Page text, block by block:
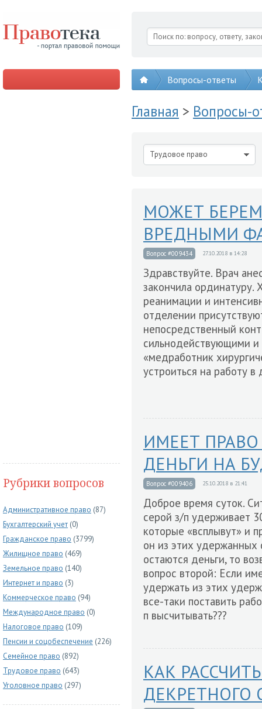
Вопросы-ответы
Рубрики вопросов
Административное право (87)
Бухгалтерский учет (0)
Гражданское право (3799)
Жилищное право (469)
Земельное право (140)
Интернет и право (3)
Коммерческое право (94)
Международное право (0)
Налоговое право (109)
Пенсии и соцобеспечение (226)
Семейное право (892)
Трудовое право (643)
Уголовное право (297)
Главная > Вопросы-
Трудовое право
МОЖЕТ
ВРЕДНЫМИ
Вопрос #009434 27.10.2018 в 14:28
Здравствуйте. Врач
закончила ординатуру.
реанимации и
отделении
непосредственный
сильнодействующими
«медработник
устроиться на работу
ИМЕЕТ
ДЕНЬГИ НА
Вопрос #009406 25.10.2018 в 21:41
Доброе время суток.
серой з/п удерживает
которые «всплывут» и
он из этих удержанных
остаются деньги, то
вопрос второй: Если
удержать из этих
все-таки поставить
п высчитывать???
КАК
ДЕКРЕТНОГО